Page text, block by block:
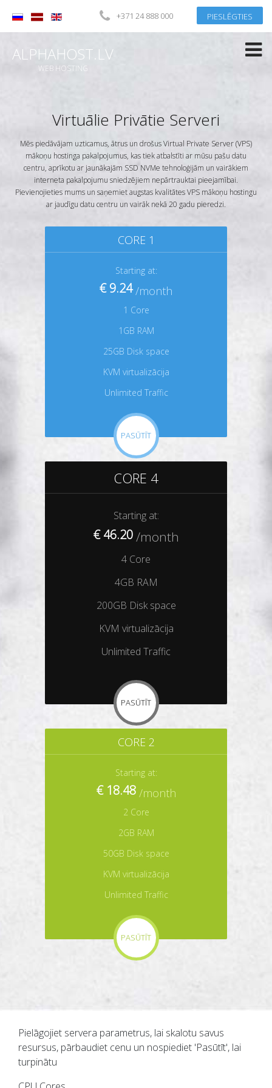
PIESLĒGTIES
+371 24 888 000
ALPHAHOST.LV
WEB HOSTING
Virtuālie Privātie Serveri
Mēs piedāvājam uzticamus, ātrus un drošus Virtual Private Server (VPS)
mākoņu hostinga pakalpojumus, kas tiek atbalstīti ar mūsu pašu datu
centru, aprīkotu ar jaunākajām SSD NVMe tehnoloģijām un vairākiem
interneta pakalpojumu sniedzējiem nepārtrauktai pieejamībai.
Pievienojieties mums un saņemiet augstas kvalitātes VPS mākoņu hostingu
ar jaudīgu datu centru un vairāk nekā 20 gadu pieredzi.
CORE 1
Starting at:
€ 9.24/month
1 Core
1GB RAM
25GB Disk space
KVM virtualizācija
Unlimited Traffic
PASŪTĪT
CORE 4
Starting at:
€ 46.20/month
4 Core
4GB RAM
200GB Disk space
KVM virtualizācija
Unlimited Traffic
PASŪTĪT
CORE 2
Starting at:
€ 18.48 /month
2 Core
2GB RAM
50GB Disk space
KVM virtualizācija
Unlimited Traffic
PASŪTĪT
Pielāgojiet servera parametrus, lai skalotu savus
resursus, pārbaudiet cenu un nospiediet 'Pasūtīt', lai
turpinātu
Pieslēgties
Lietotāja vārds
Atcerēties mani
Aizmirsāt paroli?
Aizmirsāt savu lietotāja vārdu?